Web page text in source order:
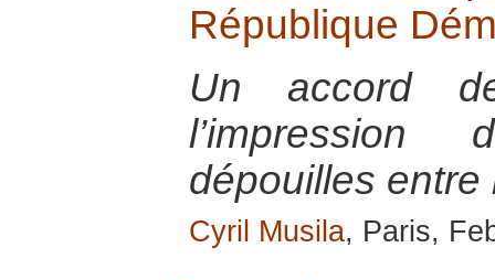
République
Un accord
l’impression
dépouilles
Cyril Musila, Paris,